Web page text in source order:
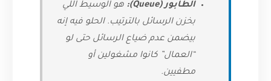
الطابور (Queue):
هو الوسيط اللي
بخزن الرسائل بالترتيب. الحلو فيه إنه
بيضمن عدم ضياع الرسائل حتى لو
“العمال” كانوا مشغولين أو
مطفيين.